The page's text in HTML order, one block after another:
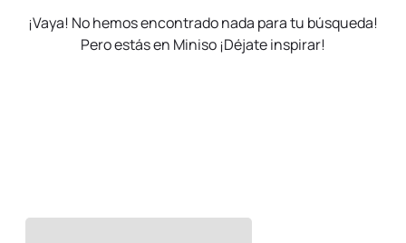
¡Vaya! No hemos encontrado nada para tu búsqueda!
Pero estás en Miniso ¡Déjate inspirar!